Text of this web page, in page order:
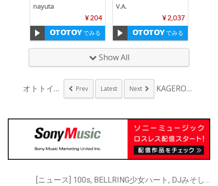
nayuta
¥ 204
でみる
V.A.
¥ 2,037
でみる
Show All
オトトイの学校『クラ... Prev Latest Next KAGERO白水悠、...
[ニュース] 100s, BELLRING少女ハート, DJみそしるとMCごはん, DJみそしるとMCごはんwith矢舟テツロー・トリオ, HALFBY, Hi,how are you?, Homecomings, KING BROTHERS, Lainy J Groove, Limited Express (has gone?), NATURE DANGER GANG, THE FULL TEENZ, The fin., Turntable Films, jizue, nayuta, ゆーきゃん, トーマ×DJみそしるとMCごはん, メシアと人人, ワンダフルボーイズ, 中村一義, 大森靖子, 天才バンド, 安藤裕子とDJみそしるとMCごはん, 川本真琴, 川本真琴 and 幽霊, 川本真琴 feat. Tiger Fake Fur, 川本真琴withゴロニャンず, 畠山美由紀, 白波多カミン, 花泥棒